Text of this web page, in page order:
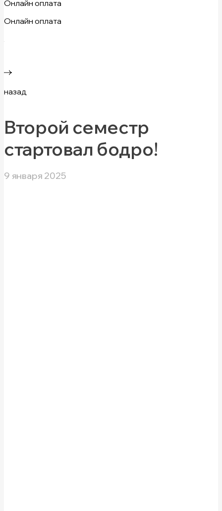
Онлайн оплата
Онлайн оплата
назад
Второй семестр
стартовал бодро!
9 января 2025